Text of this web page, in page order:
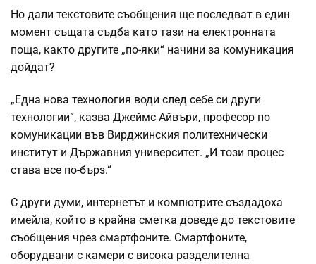
Но дали текстовите съобщения ще последват в един
момент същата съдба като тази на електронната
поща, както другите „по-яки“ начини за комуникация
дойдат?
„Една нова технология води след себе си други
технологии“, казва Джеймс Айвъри, професор по
комуникации във Вирджинския политехнически
институт и Държавния университет. „И този процес
става все по-бърз.“
С други думи, интернетът и компютрите създадоха
имейла, който в крайна сметка доведе до текстовите
съобщения чрез смартфоните. Смартфоните,
оборудвани с камери с висока разделителна